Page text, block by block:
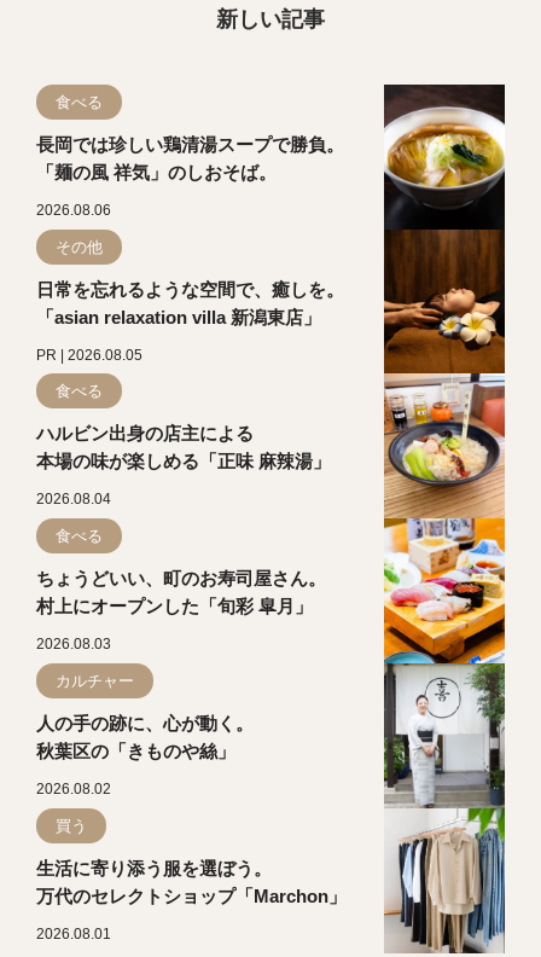
新しい記事
食べる
長岡では珍しい鶏清湯スープで勝負。
「麺の風 祥気」のしおそば。
2026.08.06
その他
日常を忘れるような空間で、癒しを。
「asian relaxation villa 新潟東店」
PR | 2026.08.05
食べる
ハルビン出身の店主による
本場の味が楽しめる「正味 麻辣湯」
2026.08.04
食べる
ちょうどいい、町のお寿司屋さん。
村上にオープンした「旬彩 皐月」
2026.08.03
カルチャー
人の手の跡に、心が動く。
秋葉区の「きものや絲」
2026.08.02
買う
生活に寄り添う服を選ぼう。
万代のセレクトショップ「Marchon」
2026.08.01